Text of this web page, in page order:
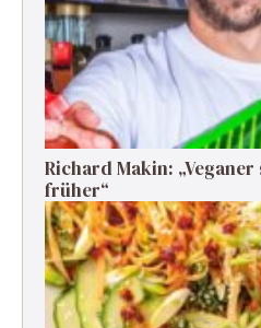
Richard Makin:
früher“